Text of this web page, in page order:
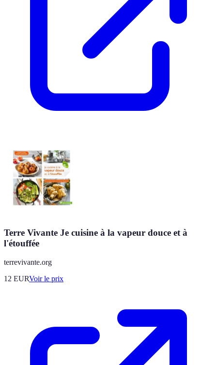
Terre Vivante Je cuisine à la vapeur douce et à
l'étouffée
terrevivante.org
12 EURVoir le prix